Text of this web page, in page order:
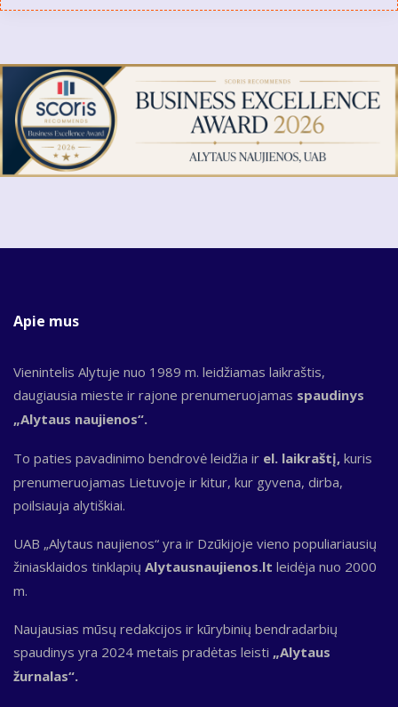
Apie mus
Vienintelis Alytuje nuo 1989 m. leidžiamas laikraštis,
daugiausia mieste ir rajone prenumeruojamas spaudinys
„Alytaus naujienos“.
To paties pavadinimo bendrovė leidžia ir el. laikraštį, kuris
prenumeruojamas Lietuvoje ir kitur, kur gyvena, dirba,
poilsiauja alytiškiai.
UAB „Alytaus naujienos“ yra ir Dzūkijoje vieno populiariausių
žiniasklaidos tinklapių Alytausnaujienos.lt leidėja nuo 2000
m.
Naujausias mūsų redakcijos ir kūrybinių bendradarbių
spaudinys yra 2024 metais pradėtas leisti „Alytaus
žurnalas“.